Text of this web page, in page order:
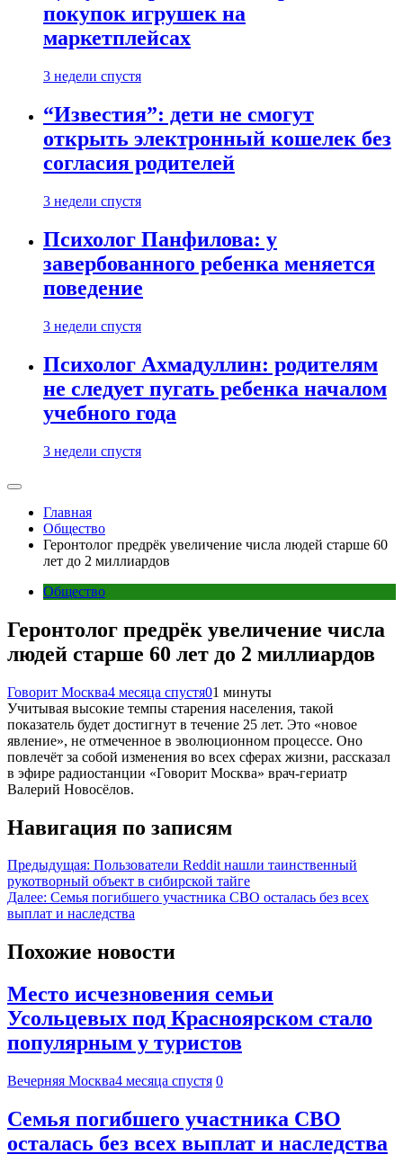
покупок игрушек на
маркетплейсах
3 недели спустя
“Известия”: дети не смогут
открыть электронный кошелек без
согласия родителей
3 недели спустя
Психолог Панфилова: у
завербованного ребенка меняется
поведение
3 недели спустя
Психолог Ахмадуллин: родителям
не следует пугать ребенка началом
учебного года
3 недели спустя
Главная
Общество
Геронтолог предрёк увеличение числа людей старше 60
лет до 2 миллиардов
Общество
Геронтолог предрёк увеличение числа
людей старше 60 лет до 2 миллиардов
Говорит Москва4 месяца спустя01 минуты
Учитывая высокие темпы старения населения, такой
показатель будет достигнут в течение 25 лет. Это «новое
явление», не отмеченное в эволюционном процессе. Оно
повлечёт за собой изменения во всех сферах жизни, рассказал
в эфире радиостанции «Говорит Москва» врач-гериатр
Валерий Новосёлов.
Навигация по записям
Предыдущая: Пользователи Reddit нашли таинственный
рукотворный объект в сибирской тайге
Далее: Семья погибшего участника СВО осталась без всех
выплат и наследства
Похожие новости
Место исчезновения семьи
Усольцевых под Красноярском стало
популярным у туристов
Вечерняя Москва4 месяца спустя 0
Семья погибшего участника СВО
осталась без всех выплат и наследства